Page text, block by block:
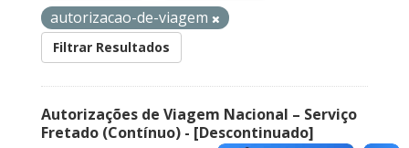
autorizacao-de-viagem
Filtrar Resultados
Autorizações de Viagem Nacional – Serviço
Fretado (Contínuo) - [Descontinuado]